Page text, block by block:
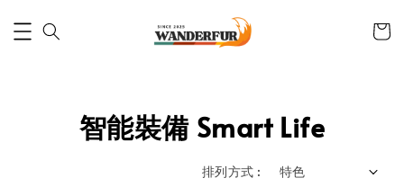
智能裝備 Smart Life
排列方式 :